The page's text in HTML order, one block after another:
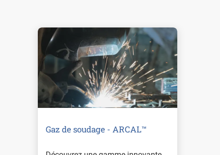
Gaz de soudage - ARCAL™